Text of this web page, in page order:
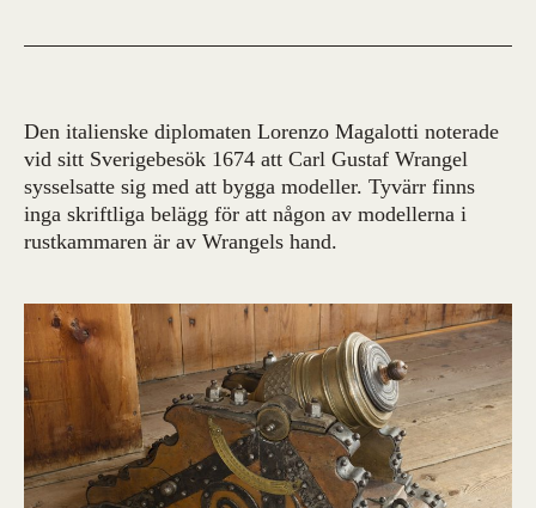
Den italienske diplomaten Lorenzo Magalotti noterade
vid sitt Sverigebesök 1674 att Carl Gustaf Wrangel
sysselsatte sig med att bygga modeller. Tyvärr finns
inga skriftliga belägg för att någon av modellerna i
rustkammaren är av Wrangels hand.